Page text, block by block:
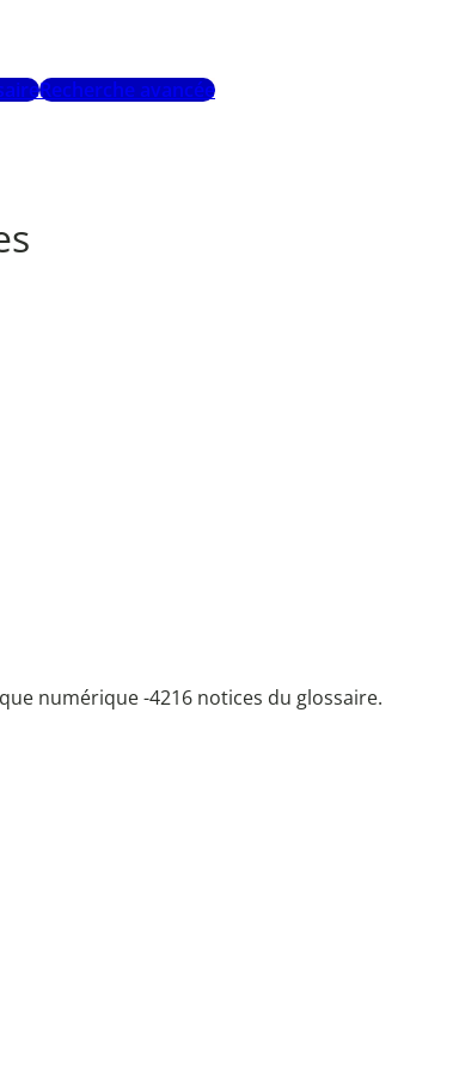
Recherche avancée
numérique -4216 notices du glossaire.